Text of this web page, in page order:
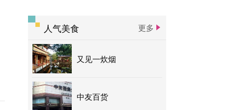
人气美食 更多
又见一炊烟
中友百货